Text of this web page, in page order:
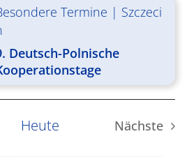
Termine | Szczeci
Deutsch-Polnische
Heute
Nächste